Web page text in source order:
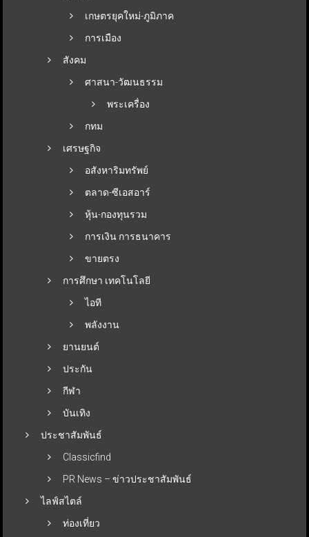
เกษตรยุคใหม่-ภูมิภาค
การเมือง
สังคม
ศาสนา-วัฒนธรรม
พระเครื่อง
กทม
เศรษฐกิจ
อสังหาริมทรัพย์
ตลาด-ซีเอสอาร์
หุ้น-กองทุนรวม
การเงิน การธนาคาร
ขายตรง
การศึกษา เทคโนโลยี
ไอที
พลังงาน
ยานยนต์
ประกัน
กีฬา
บันเทิง
ประชาสัมพันธ์
Classicfind
PR News – ข่าวประชาสัมพันธ์
ไลฟ์สไตล์
ท่องเที่ยว